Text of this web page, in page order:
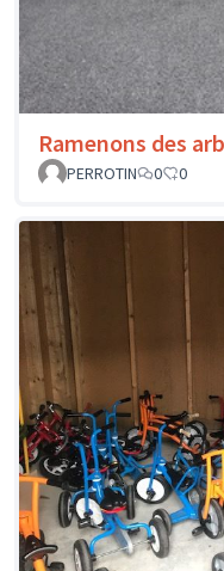
Ramenons des
PERROTIN
0 0